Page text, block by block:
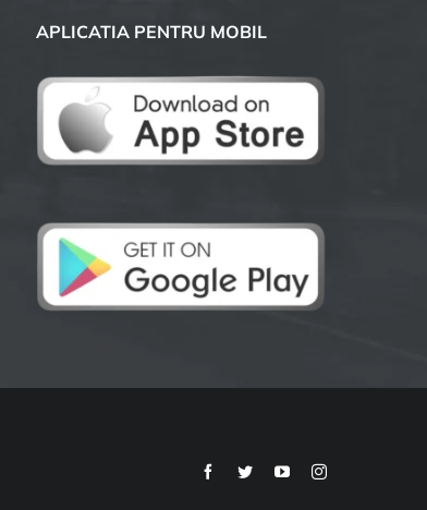
APLICATIA PENTRU MOBIL
FacebookTwitterYouTubeInstagram